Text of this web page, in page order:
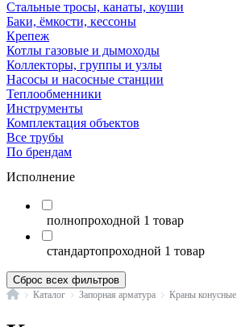
Стальные тросы, канаты, коуши
Баки, ёмкости, кессоны
Крепеж
Котлы газовые и дымоходы
Коллекторы, группы и узлы
Насосы и насосные станции
Теплообменники
Инструменты
Комплектация объектов
Все трубы
По брендам
Исполнение
полнопроходной 1 товар
стандартопроходной 1 товар
Сброс всех фильтров
ГлавнаяКаталог Запорная арматура